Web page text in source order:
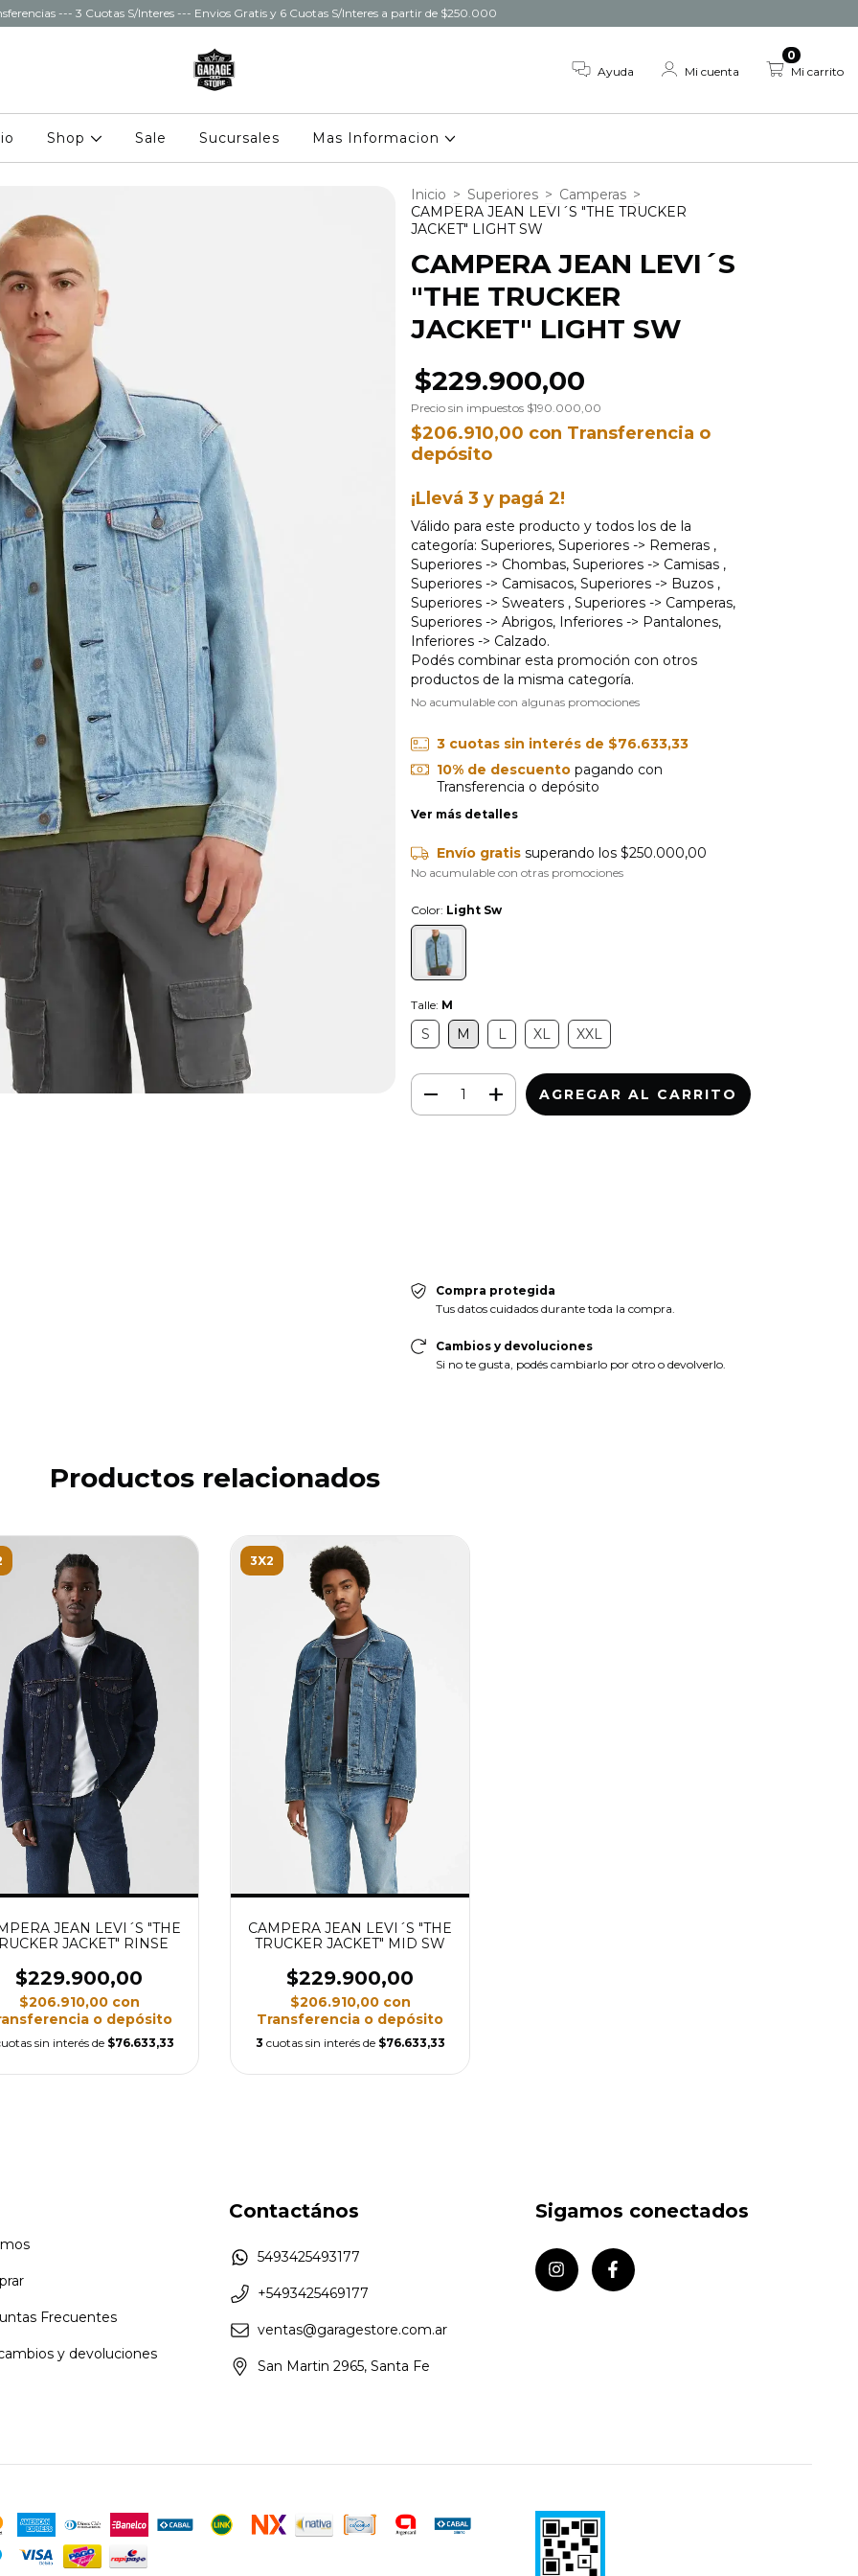
--- 3 Cuotas S/Interes --- Envios Gratis y 6 Cuotas S/Interes a partir de $250.000
Ayuda Mi cuenta Mi carrito
0
Shop Sale Sucursales Mas Informacion
Inicio > Superiores > Camperas >
CAMPERA JEAN LEVI´S "THE TRUCKER
JACKET" LIGHT SW
CAMPERA JEAN LEVI´S
"THE TRUCKER
JACKET" LIGHT SW
$229.900,00
Precio sin impuestos $190.000,00
$206.910,00 con Transferencia o
depósito
¡Llevá 3 y pagá 2!
Válido para este producto y todos los de la
categoría: Superiores, Superiores -> Remeras ,
Superiores -> Chombas, Superiores -> Camisas ,
Superiores -> Camisacos, Superiores -> Buzos ,
Superiores -> Sweaters , Superiores -> Camperas,
Superiores -> Abrigos, Inferiores -> Pantalones,
Inferiores -> Calzado.
Podés combinar esta promoción con otros
productos de la misma categoría.
No acumulable con algunas promociones
3 cuotas sin interés de $76.633,33
10% de descuentopagando con
Transferencia o depósito
Ver más detalles
Envío gratis superando los $250.000,00
No acumulable con otras promociones
Color: Light Sw
Talle: M
S M L XL XXL
Compra protegida
Tus datos cuidados durante toda la compra.
Cambios y devoluciones
Si no te gusta, podés cambiarlo por otro o devolverlo.
Productos relacionados
JEAN LEVI´S "THE
JACKET" RINSE
$229.900,00
$206.910,00 con
o depósito
sin interés de $76.633,33
3X2
CAMPERA JEAN LEVI´S "THE
TRUCKER JACKET" MID SW
$229.900,00
$206.910,00 con
Transferencia o depósito
3 cuotas sin interés de $76.633,33
Frecuentes
y devoluciones
Contactános
5493425493177
+5493425469177
ventas@garagestore.com.ar
San Martin 2965, Santa Fe
Sigamos conectados